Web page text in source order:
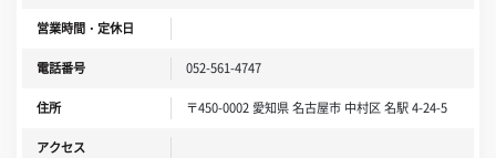
営業時間・定休日
電話番号 052-561-4747
住所 〒450-0002 愛知県 名古屋市 中村区 名駅 4-24-5
アクセス